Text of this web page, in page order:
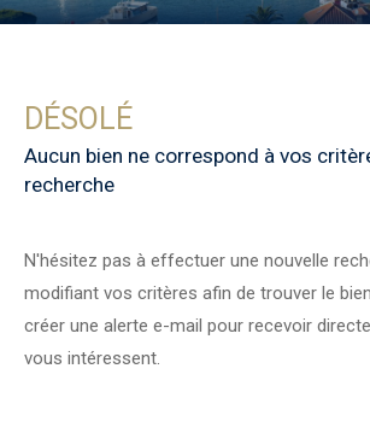
DÉSOLÉ
Aucun bien ne correspond à vos
recherche
N'hésitez pas à effectuer une nouvelle
modifiant vos critères afin de trouver le
créer une alerte e-mail pour recevoir
vous intéressent.